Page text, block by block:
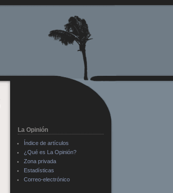
La Opinión
Índice de artículos
¿Qué es La Opinión?
Zona privada
Estadísticas
Correo-electrónico